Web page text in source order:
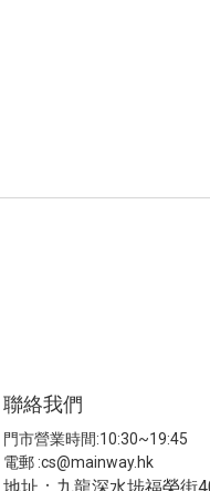
聯絡我們
門市營業時間:10:30~19:45
電郵 :cs@mainway.hk